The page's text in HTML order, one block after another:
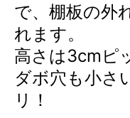
で、棚板の外
れます。
高さは3cmピ
ダボ穴も小さ
リ！